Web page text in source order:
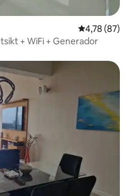
4,78 av 5 i
4,78 (87)
+ WiFi + Generador